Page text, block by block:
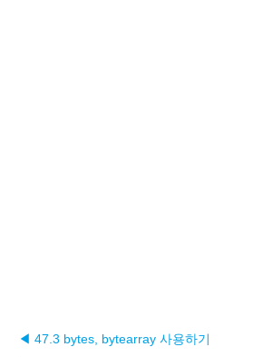
◀ 47.3 bytes, bytearray 사용하기